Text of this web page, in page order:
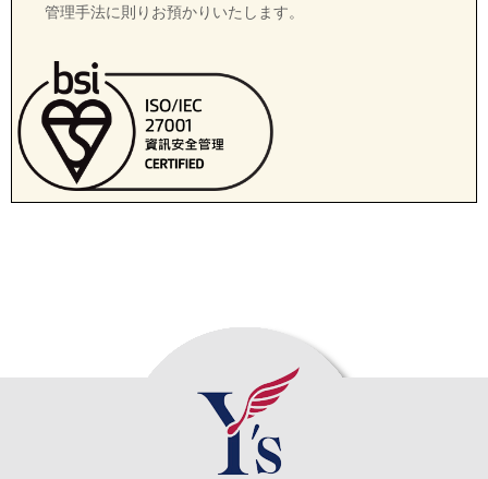
管理手法に則りお預かりいたします。